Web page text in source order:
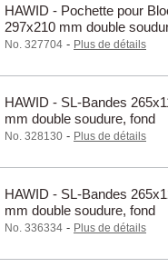
HAWID - Pochette pour
297x210 mm double
fond transparente / 2318
No. 327704 - Plus de détails
HAWID - SL-Bandes
mm double soudure, fond
transparente / 22110
No. 328130 - Plus de détails
HAWID - SL-Bandes
mm double soudure, fond
transparente / 22125
No. 336334 - Plus de détails